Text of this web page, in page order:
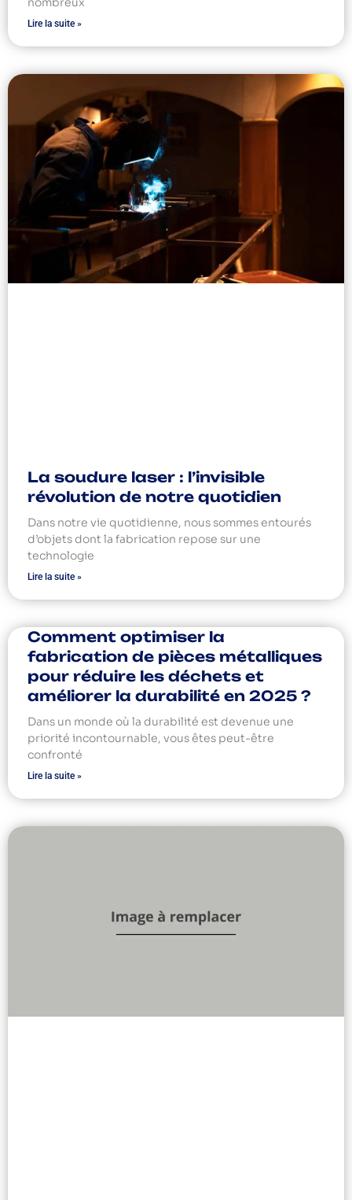
Lire la suite »
La soudure laser : l’invisible
révolution de notre quotidien
Dans notre vie quotidienne, nous sommes entourés
d’objets dont la fabrication repose sur une
technologie
Lire la suite »
Comment optimiser la
fabrication de pièces métalliques
pour réduire les déchets et
améliorer la durabilité en 2025 ?
Dans un monde où la durabilité est devenue une
priorité incontournable, vous êtes peut-être
confronté
Lire la suite »